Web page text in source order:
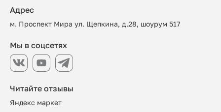
Читайте отзывы
Яндекс маркет
Адрес
м. Проспект Мира ул. Щепкина, д.28, шоурум 517
Мы в соцсетях